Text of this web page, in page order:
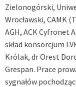
Zielonogórski,
Wrocławski, CAMK
AGH, ACK Cyfronet
skład konsorcjum
Królak, dr Orest
Grespan. Prace
sygnałów